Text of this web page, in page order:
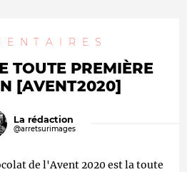
TOUTE PREMIÈRE
[AVENT2020]
La rédaction
@arretsurimages
de l'Avent 2020 est la toute